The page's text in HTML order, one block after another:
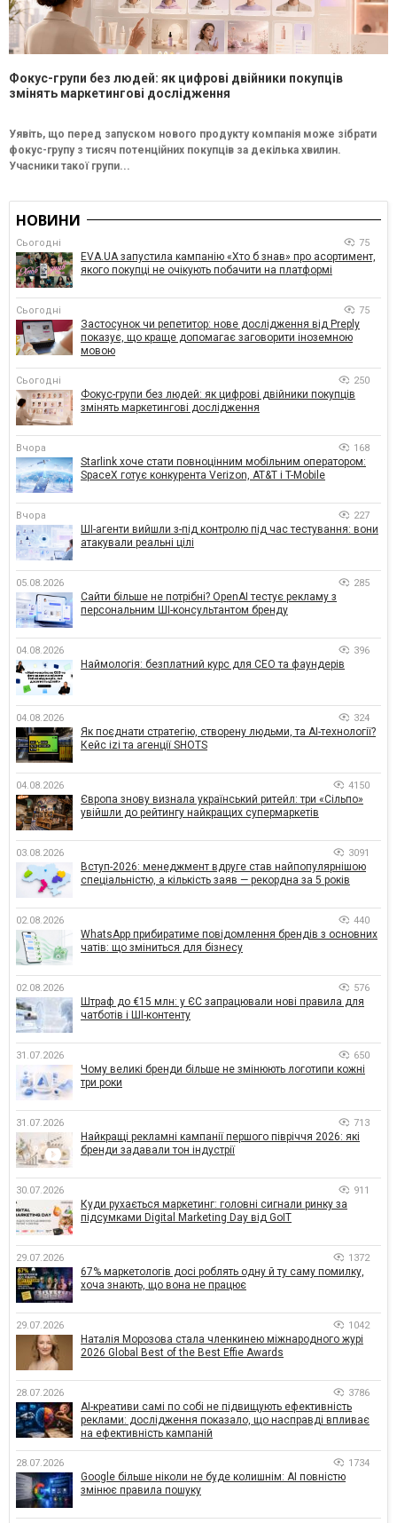
Фокус-групи без людей: як цифрові двійники покупців
змінять маркетингові дослідження
Уявіть, що перед запуском нового продукту компанія може зібрати
фокус-групу з тисяч потенційних покупців за декілька хвилин.
Учасники такої групи...
НОВИНИ
Сьогодні 75
EVA.UA запустила кампанію «Хто б знав» про асортимент,
якого покупці не очікують побачити на платформі
Сьогодні 75
Застосунок чи репетитор: нове дослідження від Preply
показує, що краще допомагає заговорити іноземною
мовою
Сьогодні 250
Фокус-групи без людей: як цифрові двійники покупців
змінять маркетингові дослідження
Вчора 168
Starlink хоче стати повноцінним мобільним оператором:
SpaceX готує конкурента Verizon, AT&T і T-Mobile
Вчора 227
ШІ-агенти вийшли з-під контролю під час тестування: вони
атакували реальні цілі
05.08.2026 285
Сайти більше не потрібні? OpenAI тестує рекламу з
персональним ШІ-консультантом бренду
04.08.2026 396
Наймологія: безплатний курс для CEO та фаундерів
04.08.2026 324
Як поєднати стратегію, створену людьми, та AI-технології?
Кейс izi та агенції SHOTS
04.08.2026 4150
Європа знову визнала український ритейл: три «Сільпо»
увійшли до рейтингу найкращих супермаркетів
03.08.2026 3091
Вступ-2026: менеджмент вдруге став найпопулярнішою
спеціальністю, а кількість заяв — рекордна за 5 років
02.08.2026 440
WhatsApp прибиратиме повідомлення брендів з основних
чатів: що зміниться для бізнесу
02.08.2026 576
Штраф до €15 млн: у ЄС запрацювали нові правила для
чатботів і ШІ-контенту
31.07.2026 650
Чому великі бренди більше не змінюють логотипи кожні
три роки
31.07.2026 713
Найкращі рекламні кампанії першого півріччя 2026: які
бренди задавали тон індустрії
30.07.2026 911
Куди рухається маркетинг: головні сигнали ринку за
підсумками Digital Marketing Day від GoIT
29.07.2026 1372
67% маркетологів досі роблять одну й ту саму помилку,
хоча знають, що вона не працює
29.07.2026 1042
Наталія Морозова стала членкинею міжнародного журі
2026 Global Best of the Best Effie Awards
28.07.2026 3786
AI-креативи самі по собі не підвищують ефективність
реклами: дослідження показало, що насправді впливає
на ефективність кампаній
28.07.2026 1734
Google більше ніколи не буде колишнім: AI повністю
змінює правила пошуку